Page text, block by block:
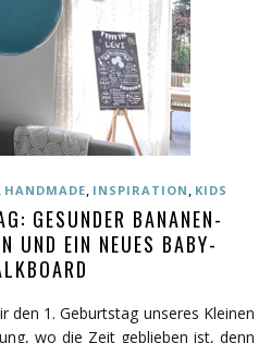
, HANDMADE, INSPIRATION , KIDS
GESUNDER BANANEN-
UND EIN NEUES BABY-
den 1. Geburtstag unseres Kleinen
wo die Zeit geblieben ist, denn